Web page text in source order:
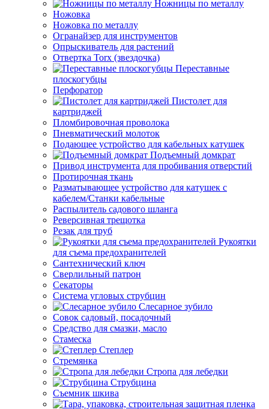
Ножницы по металлу
Ножовка
Ножовка по металлу
Огранайзер для инструментов
Опрыскиватель для растений
Отвертка Torx (звездочка)
Переставные
плоскогубцы
Перфоратор
Пистолет для
картриджей
Пломбировочная проволока
Пневматический молоток
Подающее устройство для кабельных катушек
Подъемный домкрат
Привод инструмента для пробивания отверстий
Протирочная ткань
Разматывающее устройство для катушек с
кабелем/Станки кабельные
Распылитель садового шланга
Реверсивная трещотка
Резак для труб
Рукоятки
для съема предохранителей
Сантехнический ключ
Сверлильный патрон
Секаторы
Система угловых струбцин
Слесарное зубило
Совок садовый, посадочный
Средство для смазки, масло
Стамеска
Степлер
Стремянка
Стропа для лебедки
Струбцина
Съемник шкива